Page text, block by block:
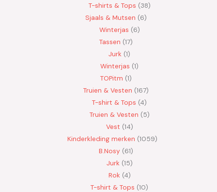
T-shirts & Tops 38
Sjaals & Mutsen 6
Winterjas 6
Tassen 17
Jurk 1
Winterjas 1
TOPitm 1
Truien & Vesten 167
T-shirt & Tops 4
Truien & Vesten 5
Vest 14
Kinderkleding merken 1059
B.Nosy 61
Jurk 15
Rok 4
T-shirt & Tops 10